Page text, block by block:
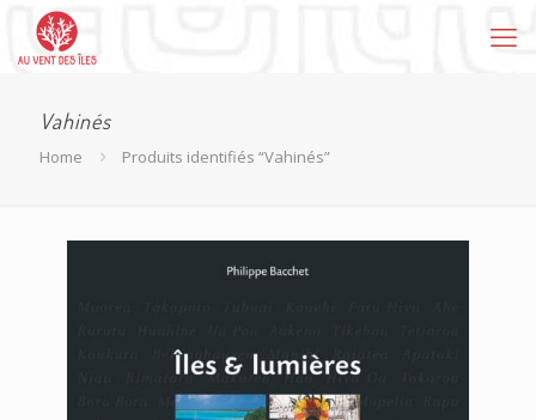
Vahinés
Home Produits identifiés “Vahinés”